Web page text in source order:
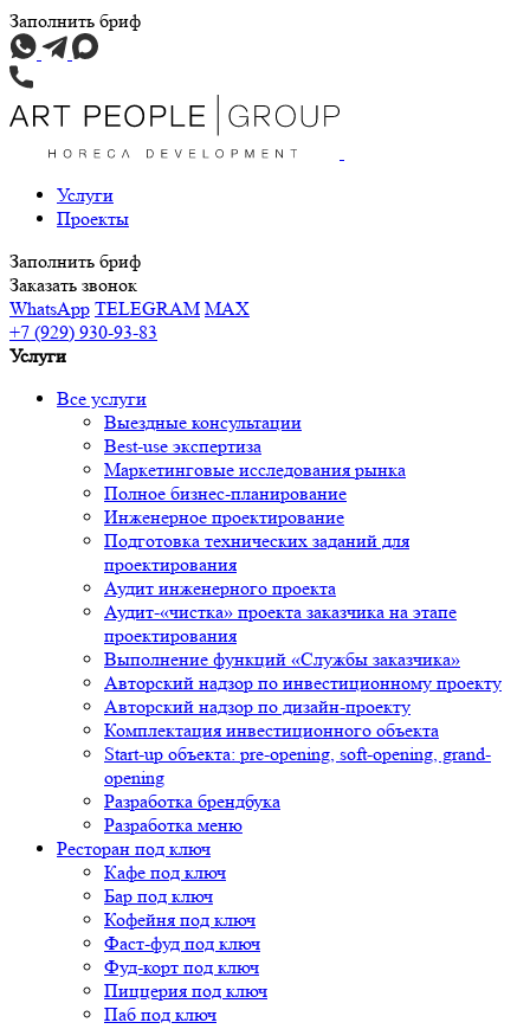
Заполнить бриф
Услуги
Проекты
Заполнить бриф
Заказать звонок
WhatsApp TELEGRAM MAX
+7 (929) 930-93-83
Услуги
Все услуги
Выездные консультации
Best-use экспертиза
Маркетинговые исследования рынка
Полное бизнес-планирование
Инженерное проектирование
Подготовка технических заданий для
проектирования
Аудит инженерного проекта
Аудит-«чистка» проекта заказчика на этапе
проектирования
Выполнение функций «Службы заказчика»
Авторский надзор по инвестиционному проекту
Авторский надзор по дизайн-проекту
Комплектация инвестиционного объекта
Start-up объекта: pre-opening, soft-opening, grand-
opening
Разработка брендбука
Разработка меню
Ресторан под ключ
Кафе под ключ
Бар под ключ
Кофейня под ключ
Фаст-фуд под ключ
Фуд-корт под ключ
Пиццерия под ключ
Паб под ключ